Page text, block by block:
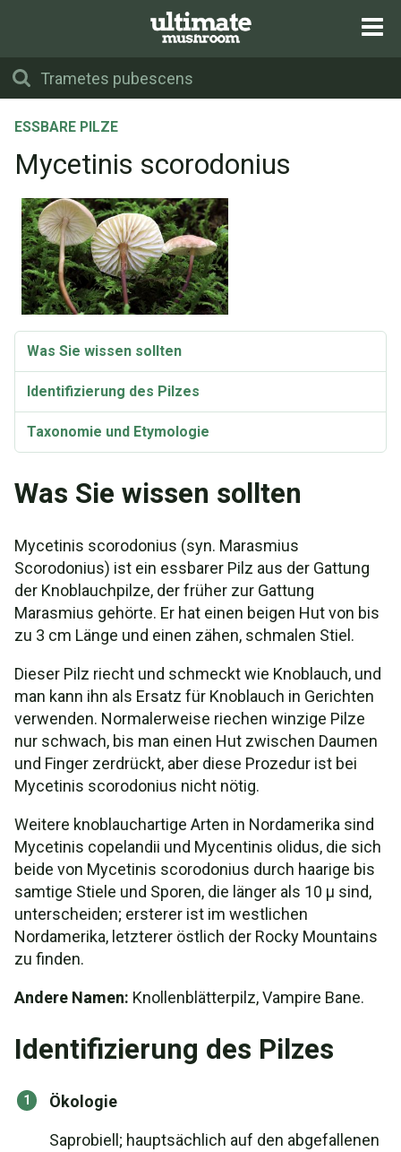
ESSBARE PILZE
Mycetinis scorodonius
Was Sie wissen sollten
Identifizierung des Pilzes
Taxonomie und Etymologie
Was Sie wissen sollten
Mycetinis scorodonius (syn. Marasmius
Scorodonius) ist ein essbarer Pilz aus der Gattung
der Knoblauchpilze, der früher zur Gattung
Marasmius gehörte. Er hat einen beigen Hut von bis
zu 3 cm Länge und einen zähen, schmalen Stiel.
Dieser Pilz riecht und schmeckt wie Knoblauch, und
man kann ihn als Ersatz für Knoblauch in Gerichten
verwenden. Normalerweise riechen winzige Pilze
nur schwach, bis man einen Hut zwischen Daumen
und Finger zerdrückt, aber diese Prozedur ist bei
Mycetinis scorodonius nicht nötig.
Weitere knoblauchartige Arten in Nordamerika sind
Mycetinis copelandii und Mycentinis olidus, die sich
beide von Mycetinis scorodonius durch haarige bis
samtige Stiele und Sporen, die länger als 10 µ sind,
unterscheiden; ersterer ist im westlichen
Nordamerika, letzterer östlich der Rocky Mountains
zu finden.
Andere Namen: Knollenblätterpilz, Vampire Bane.
Identifizierung des Pilzes
Ökologie
Saprobiell; hauptsächlich auf den abgefallenen